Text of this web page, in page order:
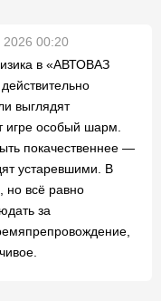
2026 00:20
в «АВТОВАЗ
выглядят
игре особый шарм.
покачественнее —
устаревшими. В
но всё равно
за